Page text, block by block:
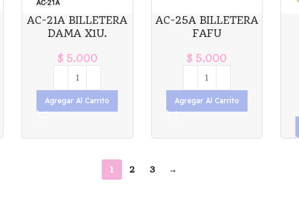
AC-21A BILLETERA
DAMA X1U.
$5.000
Agregar Al Carrito
AC-25A BILLETERA
FAFU
$ 5.000
Agregar Al Carrito
1 2 3 →